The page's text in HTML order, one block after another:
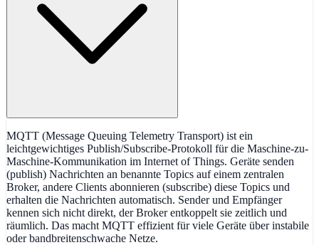
MQTT (Message Queuing Telemetry Transport) ist ein
leichtgewichtiges Publish/Subscribe-Protokoll für die Maschine-zu-
Maschine-Kommunikation im Internet of Things. Geräte senden
(publish) Nachrichten an benannte Topics auf einem zentralen
Broker, andere Clients abonnieren (subscribe) diese Topics und
erhalten die Nachrichten automatisch. Sender und Empfänger
kennen sich nicht direkt, der Broker entkoppelt sie zeitlich und
räumlich. Das macht MQTT effizient für viele Geräte über instabile
oder bandbreitenschwache Netze.